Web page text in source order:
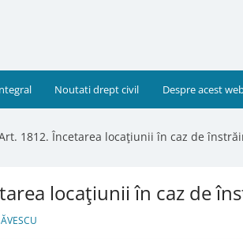
Noutati drept civil Despre acest
1812. Încetarea locaţiunii în caz de
locaţiunii în caz de